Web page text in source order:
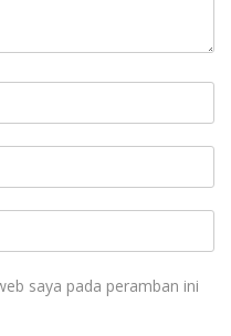
saya pada peramban ini